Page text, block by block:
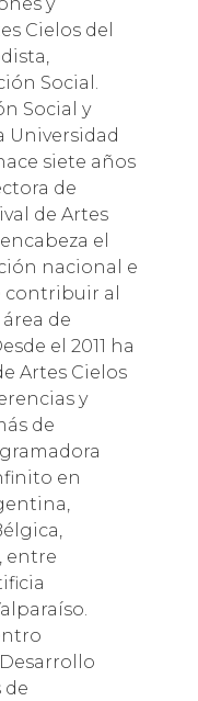
Cielos del
Social.
Social y
Universidad
siete años
de
de Artes
el
nacional e
contribuir al
de
el 2011 ha
Artes Cielos
y
de
en
entre
de